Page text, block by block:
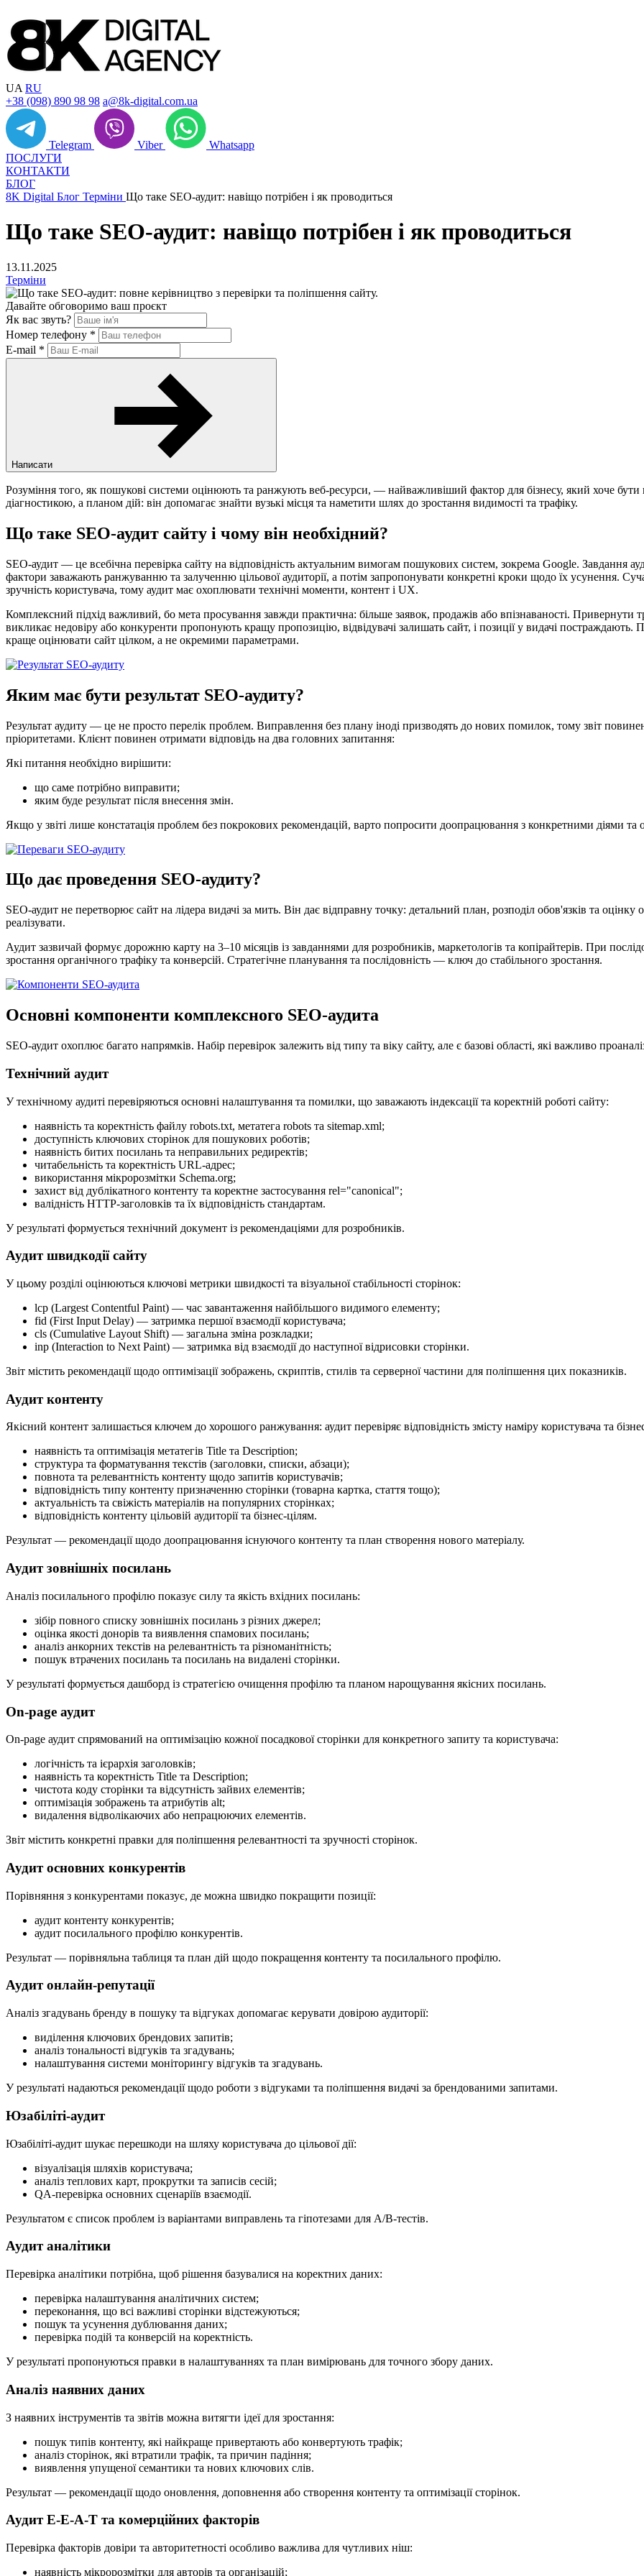
UA RU
+38 (098) 890 98 98 a@8k-digital.com.ua
Telegram Viber
Whatsapp
ПОСЛУГИ
КОНТАКТИ
БЛОГ
8K Digital Блог Терміни Що таке SEO-аудит: навіщо потрібен і як проводиться
Що таке SEO-аудит: навіщо потрібен і як проводиться
13.11.2025
Терміни
Давайте обговоримо ваш проєкт
Як вас звуть?
Номер телефону *
E-mail *
Написати
Розуміння того, як пошукові системи оцінюють та ранжують веб‑ресурси, — найважливіший фактор для бізнесу, який хоче
діагностикою, а планом дій: він допомагає знайти вузькі місця та наметити шлях до зростання видимості та трафіку.
Що таке SEO-аудит сайту і чому він необхідний?
SEO‑аудит — це всебічна перевірка сайту на відповідність актуальним вимогам пошукових систем, зокрема Google. Завдання
фактори заважають ранжуванню та залученню цільової аудиторії, а потім запропонувати конкретні кроки щодо їх усунення.
зручність користувача, тому аудит має охоплювати технічні моменти, контент і UX.
Комплексний підхід важливий, бо мета просування завжди практична: більше заявок, продажів або впізнаваності.
викликає недовіру або конкуренти пропонують кращу пропозицію, відвідувачі залишать сайт, і позиції у видачі
краще оцінювати сайт цілком, а не окремими параметрами.
Яким має бути результат SEO‑аудиту?
Результат аудиту — це не просто перелік проблем. Виправлення без плану іноді призводять до нових помилок, тому звіт
пріоритетами. Клієнт повинен отримати відповідь на два головних запитання:
Які питання необхідно вирішити:
що саме потрібно виправити;
яким буде результат після внесення змін.
Якщо у звіті лише констатація проблем без покрокових рекомендацій, варто попросити доопрацювання з конкретними діями та
Що дає проведення SEO-аудиту?
SEO‑аудит не перетворює сайт на лідера видачі за мить. Він дає відправну точку: детальний план, розподіл обов'язків та
реалізувати.
Аудит зазвичай формує дорожню карту на 3–10 місяців із завданнями для розробників, маркетологів та копірайтерів. При
зростання органічного трафіку та конверсій. Стратегічне планування та послідовність — ключ до стабільного зростання.
Основні компоненти комплексного SEO-аудита
SEO‑аудит охоплює багато напрямків. Набір перевірок залежить від типу та віку сайту, але є базові області, які важливо
Технічний аудит
У технічному аудиті перевіряються основні налаштування та помилки, що заважають індексації та коректній роботі сайту:
наявність та коректність файлу robots.txt, метатега robots та sitemap.xml;
доступність ключових сторінок для пошукових роботів;
наявність битих посилань та неправильних редиректів;
читабельність та коректність URL-адрес;
використання мікророзмітки Schema.org;
захист від дублікатного контенту та коректне застосування rel="canonical";
валідність HTTP-заголовків та їх відповідність стандартам.
У результаті формується технічний документ із рекомендаціями для розробників.
Аудит швидкодії сайту
У цьому розділі оцінюються ключові метрики швидкості та візуальної стабільності сторінок:
lcp (Largest Contentful Paint) — час завантаження найбільшого видимого елементу;
fid (First Input Delay) — затримка першої взаємодії користувача;
cls (Cumulative Layout Shift) — загальна зміна розкладки;
inp (Interaction to Next Paint) — затримка від взаємодії до наступної відрисовки сторінки.
Звіт містить рекомендації щодо оптимізації зображень, скриптів, стилів та серверної частини для поліпшення цих показників.
Аудит контенту
Якісний контент залишається ключем до хорошого ранжування: аудит перевіряє відповідність змісту наміру користувача та
наявність та оптимізація метатегів Title та Description;
структура та форматування текстів (заголовки, списки, абзаци);
повнота та релевантність контенту щодо запитів користувачів;
відповідність типу контенту призначенню сторінки (товарна картка, стаття тощо);
актуальність та свіжість матеріалів на популярних сторінках;
відповідність контенту цільовій аудиторії та бізнес-цілям.
Результат — рекомендації щодо доопрацювання існуючого контенту та план створення нового матеріалу.
Аудит зовнішніх посилань
Аналіз посилального профілю показує силу та якість вхідних посилань:
зібір повного списку зовнішніх посилань з різних джерел;
оцінка якості донорів та виявлення спамових посилань;
аналіз анкорних текстів на релевантність та різноманітність;
пошук втрачених посилань та посилань на видалені сторінки.
У результаті формується дашборд із стратегією очищення профілю та планом нарощування якісних посилань.
On-page аудит
On-page аудит спрямований на оптимізацію кожної посадкової сторінки для конкретного запиту та користувача:
логічність та ієрархія заголовків;
наявність та коректність Title та Description;
чистота коду сторінки та відсутність зайвих елементів;
оптимізація зображень та атрибутів alt;
видалення відволікаючих або непрацюючих елементів.
Звіт містить конкретні правки для поліпшення релевантності та зручності сторінок.
Аудит основних конкурентів
Порівняння з конкурентами показує, де можна швидко покращити позиції:
аудит контенту конкурентів;
аудит посилального профілю конкурентів.
Результат — порівняльна таблиця та план дій щодо покращення контенту та посилального профілю.
Аудит онлайн-репутації
Аналіз згадувань бренду в пошуку та відгуках допомагає керувати довірою аудиторії:
виділення ключових брендових запитів;
аналіз тональності відгуків та згадувань;
налаштування системи моніторингу відгуків та згадувань.
У результаті надаються рекомендації щодо роботи з відгуками та поліпшення видачі за брендованими запитами.
Юзабіліті‑аудит
Юзабіліті‑аудит шукає перешкоди на шляху користувача до цільової дії:
візуалізація шляхів користувача;
аналіз теплових карт, прокрутки та записів сесій;
QA‑перевірка основних сценаріїв взаємодії.
Результатом є список проблем із варіантами виправлень та гіпотезами для A/B‑тестів.
Аудит аналітики
Перевірка аналітики потрібна, щоб рішення базувалися на коректних даних:
перевірка налаштування аналітичних систем;
переконання, що всі важливі сторінки відстежуються;
пошук та усунення дублювання даних;
перевірка подій та конверсій на коректність.
У результаті пропонуються правки в налаштуваннях та план вимірювань для точного збору даних.
Аналіз наявних даних
З наявних інструментів та звітів можна витягти ідеї для зростання:
пошук типів контенту, які найкраще привертають або конвертують трафік;
аналіз сторінок, які втратили трафік, та причин падіння;
виявлення упущеної семантики та нових ключових слів.
Результат — рекомендації щодо оновлення, доповнення або створення контенту та оптимізації сторінок.
Аудит E-E-A-T та комерційних факторів
Перевірка факторів довіри та авторитетності особливо важлива для чутливих ніш:
наявність мікророзмітки для авторів та організацій;